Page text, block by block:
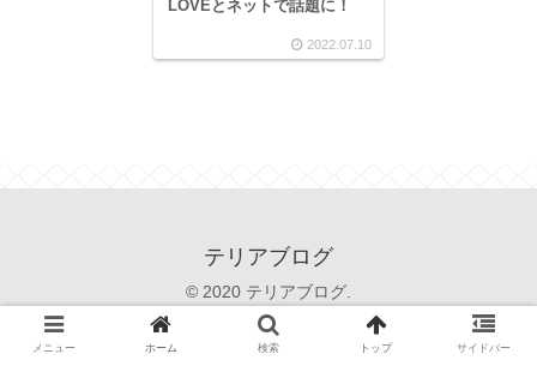
LOVEとネットで話題に！
2022.07.10
テリアブログ
© 2020 テリアブログ.
メニュー ホーム 検索 トップ サイドバー